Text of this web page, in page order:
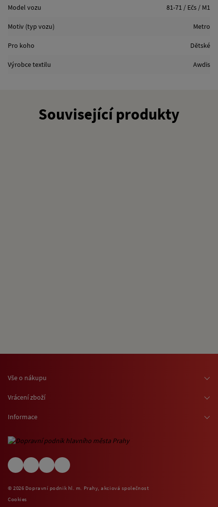
Model vozu 81-71 / Ečs / M1
Motiv (typ vozu) Metro
Pro koho Dětské
Výrobce textilu Awdis
Související produkty
Vše o nákupu
Osobní odběr zboží
O nákupu jízdenek a vstupenek
(EN) Shipping abroad
Vrácení zboží
Informace
Informace o využívání cookies
© 2026 Dopravní podnik hl. m. Prahy, akciová společnost
Cookies